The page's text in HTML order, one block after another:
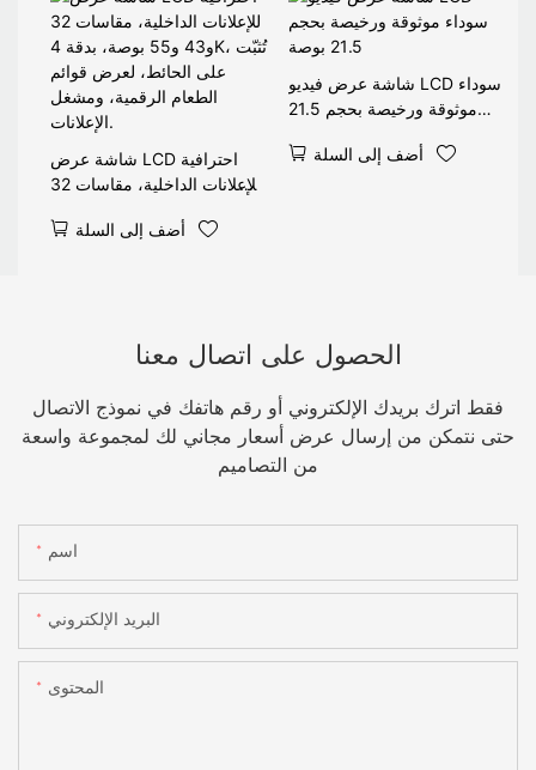
شاشة عرض LCD احترافية
للإعلانات الداخلية، مقاسات 32
على الحائط، لعرض قوائم
أضف إلى السلة
شاشة عرض فيديو LCD سوداء
موثوقة ورخيصة بحجم 21.5
أضف إلى السلة
الحصول على اتصال معنا
فقط اترك بريدك الإلكتروني أو رقم هاتفك في نموذج الاتصال
حتى نتمكن من إرسال عرض أسعار مجاني لك لمجموعة واسعة
من التصاميم
اسم
البريد الإلكتروني
المحتوى